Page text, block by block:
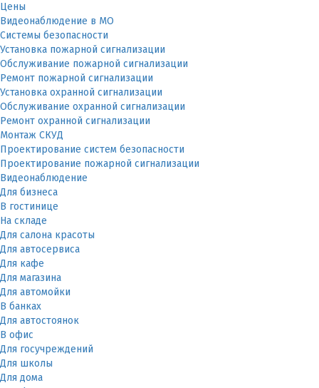
Цены
Видеонаблюдение в МО
Системы безопасности
Установка пожарной сигнализации
Обслуживание пожарной сигнализации
Ремонт пожарной сигнализации
Установка охранной сигнализации
Обслуживание охранной сигнализации
Ремонт охранной сигнализации
Монтаж СКУД
Проектирование систем безопасности
Проектирование пожарной сигнализации
Видеонаблюдение
Для бизнеса
В гостинице
На складе
Для салона красоты
Для автосервиса
Для кафе
Для магазина
Для автомойки
В банках
Для автостоянок
В офис
Для госучреждений
Для школы
Для дома